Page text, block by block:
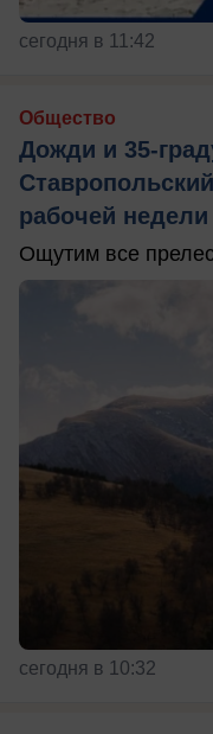
сегодня в 11:42
Общество
Дожди и 35-
рабочей недели
Ощутим все
сегодня в 10:32